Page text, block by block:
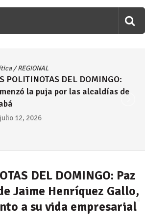
LAS POLITINOTAS
propuestas que
DEL DOMINGO: Paz
Jaime Henríquez Gallo,
a su vida empresarial